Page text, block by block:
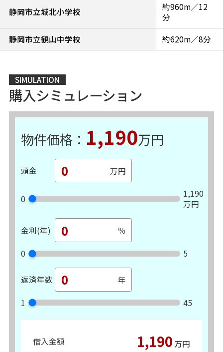
静岡市立城北小学校
約960m／12
分
静岡市立観山中学校
約620m／8分
SIMULATION
購入シミュレーション
物件価格： 1,190万円
頭金
0
1,190
万円
金利(年)
0 5
返済年数
1 45
借入金額 1,190 万円